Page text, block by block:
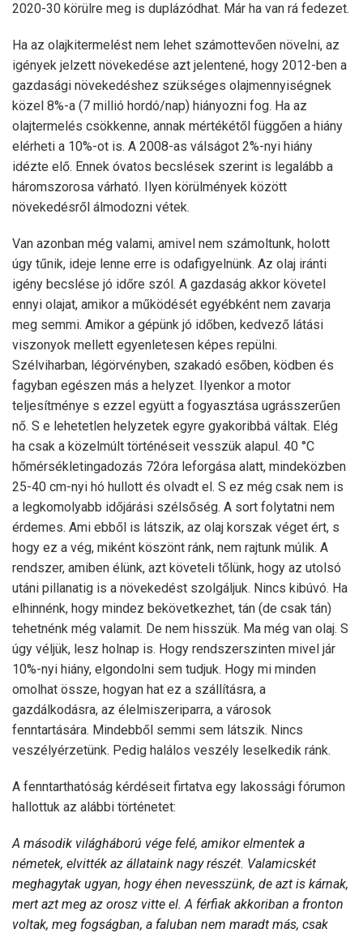
2020-30 körülre meg is duplázódhat. Már ha van rá fedezet.
Ha az olajkitermelést nem lehet számottevően növelni, az
igények jelzett növekedése azt jelentené, hogy 2012-ben a
gazdasági növekedéshez szükséges olajmennyiségnek
közel 8%-a (7 millió hordó/nap) hiányozni fog. Ha az
olajtermelés csökkenne, annak mértékétől függően a hiány
elérheti a 10%-ot is. A 2008-as válságot 2%-nyi hiány
idézte elő. Ennek óvatos becslések szerint is legalább a
háromszorosa várható. Ilyen körülmények között
növekedésről álmodozni vétek.
Van azonban még valami, amivel nem számoltunk, holott
úgy tűnik, ideje lenne erre is odafigyelnünk. Az olaj iránti
igény becslése jó időre szól. A gazdaság akkor követel
ennyi olajat, amikor a működését egyébként nem zavarja
meg semmi. Amikor a gépünk jó időben, kedvező látási
viszonyok mellett egyenletesen képes repülni.
Szélviharban, légörvényben, szakadó esőben, ködben és
fagyban egészen más a helyzet. Ilyenkor a motor
teljesítménye s ezzel együtt a fogyasztása ugrásszerűen
nő. S e lehetetlen helyzetek egyre gyakoribbá váltak. Elég
ha csak a közelmúlt történéseit vesszük alapul. 40 °C
hőmérsékletingadozás 72óra leforgása alatt, mindeközben
25-40 cm-nyi hó hullott és olvadt el. S ez még csak nem is
a legkomolyabb időjárási szélsőség. A sort folytatni nem
érdemes. Ami ebből is látszik, az olaj korszak véget ért, s
hogy ez a vég, miként köszönt ránk, nem rajtunk múlik. A
rendszer, amiben élünk, azt követeli tőlünk, hogy az utolsó
utáni pillanatig is a növekedést szolgáljuk. Nincs kibúvó. Ha
elhinnénk, hogy mindez bekövetkezhet, tán (de csak tán)
tehetnénk még valamit. De nem hisszük. Ma még van olaj. S
úgy véljük, lesz holnap is. Hogy rendszerszinten mivel jár
10%-nyi hiány, elgondolni sem tudjuk. Hogy mi minden
omolhat össze, hogyan hat ez a szállításra, a
gazdálkodásra, az élelmiszeriparra, a városok
fenntartására. Mindebből semmi sem látszik. Nincs
veszélyérzetünk. Pedig halálos veszély leselkedik ránk.
A fenntarthatóság kérdéseit firtatva egy lakossági fórumon
hallottuk az alábbi történetet:
A második világháború vége felé, amikor elmentek a
németek, elvitték az állataink nagy részét. Valamicskét
meghagytak ugyan, hogy éhen nevesszünk, de azt is kárnak,
mert azt meg az orosz vitte el. A férfiak akkoriban a fronton
voltak, meg fogságban, a faluban nem maradt más, csak